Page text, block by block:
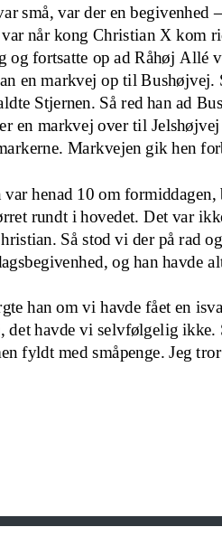
små, var der en begivenhed
når kong Christian X kom
og fortsatte op ad Råhøj Allé
en markvej op til Bushøjvej.
Stjernen. Så red han ad
en markvej over til
Markvejen gik hen
henad 10 om
rundt i hovedet. Det var
Så stod vi der på rad
og han havde
han om vi havde fået en
det havde vi selvfølgelig ikke.
fyldt med småpenge. Jeg